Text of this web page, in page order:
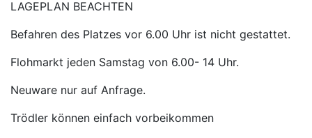
LAGEPLAN BEACHTEN
Befahren des Platzes vor 6.00 Uhr ist nicht gestattet.
Flohmarkt jeden Samstag von 6.00- 14 Uhr.
Neuware nur auf Anfrage.
Trödler können einfach vorbeikommen